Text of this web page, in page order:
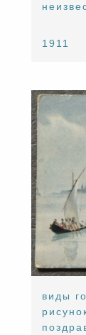
1911
виды